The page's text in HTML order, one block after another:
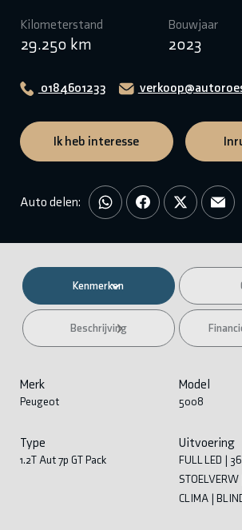
Kilometerstand
29.250 km
Bouwjaar
2023
0184601233
Ik heb interesse
Auto delen:
Kenmerken
Beschrijving
Merk
Peugeot
Model
5008
Type
1.2T Aut 7p GT Pack
Uitvoering
FULL LED |
STOELVERW
CLIMA |